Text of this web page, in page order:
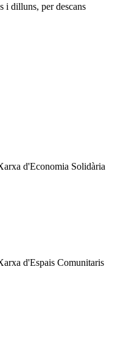
i dilluns, per descans
d'Economia Solidària
d'Espais Comunitaris